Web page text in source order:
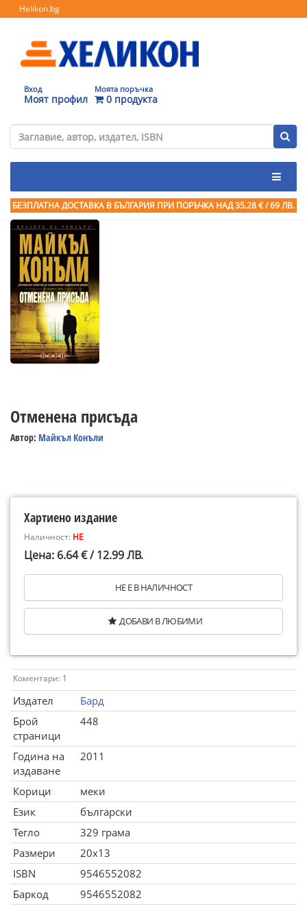
Helikon.bg
Вход
Моят профил
Моята поръчка
0 продукта
БЕЗПЛАТНА ДОСТАВКА В БЪЛГАРИЯ ПРИ ПОРЪЧКА НАД 35.28 € / 69 ЛВ.
Отменена присъда
Автор: Майкъл Конъли
Хартиено издание
Наличност: НЕ
Цена: 6.64 € / 12.99 ЛВ.
НЕ Е В НАЛИЧНОСТ
ДОБАВИ В ЛЮБИМИ
Коментари: 1
Издател
Бард
Брой
страници
448
Година на
издаване
2011
Корици
меки
Език
български
Тегло
329 грама
Размери
20x13
ISBN
9546552082
Баркод
9546552082